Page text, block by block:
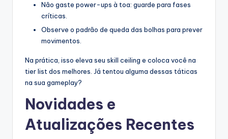
Não gaste power-ups à toa: guarde para fases
críticas.
Observe o padrão de queda das bolhas para prever
movimentos.
Na prática, isso eleva seu skill ceiling e coloca você na
tier list dos melhores. Já tentou alguma dessas táticas
na sua gameplay?
Novidades e
Atualizações Recentes